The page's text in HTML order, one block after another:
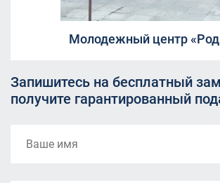
Молодежный центр
Запишитесь на бесплатный
получите гарантированный